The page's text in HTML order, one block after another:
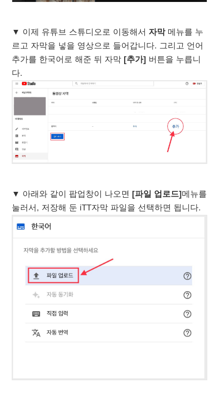
▼ 이제 유튜브 스튜디오로 이동해서 자막메뉴를 누
르고 자막을 넣을 영상으로 들어갑니다. 그리고 언어
추가를 한국어로 해준 뒤 자막 [추가] 버튼을 누릅니
다.
▼ 아래와 같이 팝업창이 나오면 [파일 업로드] 메뉴를
눌러서, 저장해 둔 iTT자막 파일을 선택하면 됩니다.